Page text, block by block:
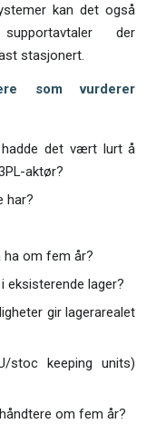
kan det også
der
stasjonert.
som vurderer
det vært lurt å
aktør?
har?
ha om fem år?
eksisterende lager?
gir lagerarealet
stoc keeping units)
om fem år?